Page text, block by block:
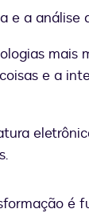
e a análise
mais
e a
é